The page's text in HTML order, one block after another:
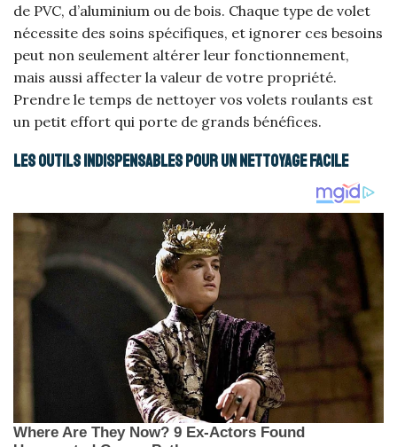
de PVC, d’aluminium ou de bois. Chaque type de volet
nécessite des soins spécifiques, et ignorer ces besoins
peut non seulement altérer leur fonctionnement,
mais aussi affecter la valeur de votre propriété.
Prendre le temps de nettoyer vos volets roulants est
un petit effort qui porte de grands bénéfices.
Les outils indispensables pour un nettoyage facile